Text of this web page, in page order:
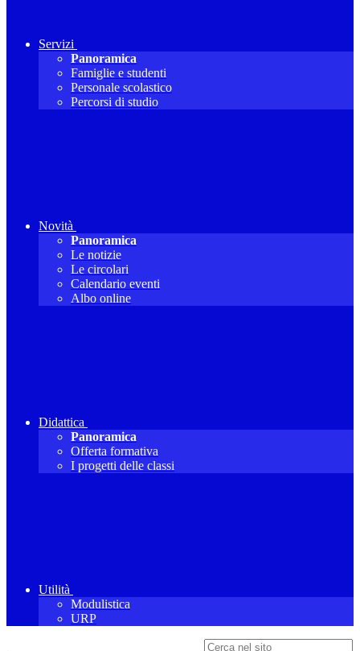
Servizi
Panoramica
Famiglie e studenti
Personale scolastico
Percorsi di studio
Novità
Panoramica
Le notizie
Le circolari
Calendario eventi
Albo online
Didattica
Panoramica
Offerta formativa
I progetti delle classi
Utilità
Modulistica
URP